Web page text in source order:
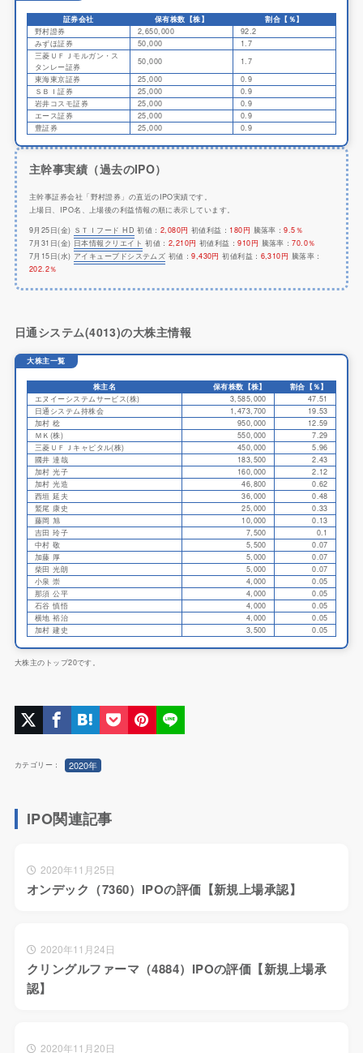
証券会社 保有株数【株】
割合【％】
野村證券
2,650,000
92.2
みずほ証券
50,000
1.7
三菱ＵＦＪモルガン・ス
タンレー証券
50,000
1.7
東海東京証券
25,000
0.9
ＳＢＩ証券
25,000
0.9
岩井コスモ証券
25,000
0.9
エース証券
25,000
0.9
豊証券
25,000 0.9
主幹事実績（過去のIPO）
主幹事証券会社「野村證券」の直近のIPO実績です。
上場日、IPO名、上場後の利益情報の順に表示しています。
9月25日(金) ＳＴＩフード HD 初値： 2,080円 初値利益： 180円 騰落率：9.5％
7月31日(金) 日本情報クリエイト 初値： 2,210円 初値利益：910円 騰落率：70.0％
7月15日(水) アイキューブドシステムズ 初値：9,430円 初値利益： 6,310円 騰落率：
202.2％
日通システム(4013)の大株主情報
大株主一覧
株主名 保有株数【株】
割合【％】
エヌイーシステムサービス(株)
3,585,000
47.51
日通システム持株会
1,473,700
19.53
加村 稔
950,000
12.59
ＭＫ(株)
550,000
7.29
三菱ＵＦＪキャピタル(株)
450,000
5.96
國井 達哉
183,500
2.43
加村 光子
160,000
2.12
加村 光造
46,800
0.62
西垣 延夫
36,000
0.48
鷲尾 康史
25,000
0.33
藤岡 旭
10,000
0.13
吉田 玲子
7,500
0.1
中村 敬
5,500
0.07
加藤 厚
5,000
0.07
柴田 光朗
5,000
0.07
小泉 崇
4,000
0.05
那須 公平
4,000
0.05
石谷 慎悟
4,000
0.05
横地 裕治
4,000
0.05
加村 建史
3,500 0.05
大株主のトップ20です。
カテゴリー： 2020年
IPO関連記事
2020年11月25日
オンデック（7360）IPOの評価【新規上場承認】
2020年11月24日
クリングルファーマ（4884）IPOの評価【新規上場承
認】
2020年11月20日